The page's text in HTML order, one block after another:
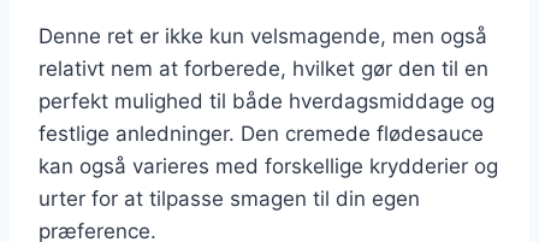
Denne ret er ikke kun velsmagende, men også
relativt nem at forberede, hvilket gør den til en
perfekt mulighed til både hverdagsmiddage og
festlige anledninger. Den cremede flødesauce
kan også varieres med forskellige krydderier og
urter for at tilpasse smagen til din egen
præference.